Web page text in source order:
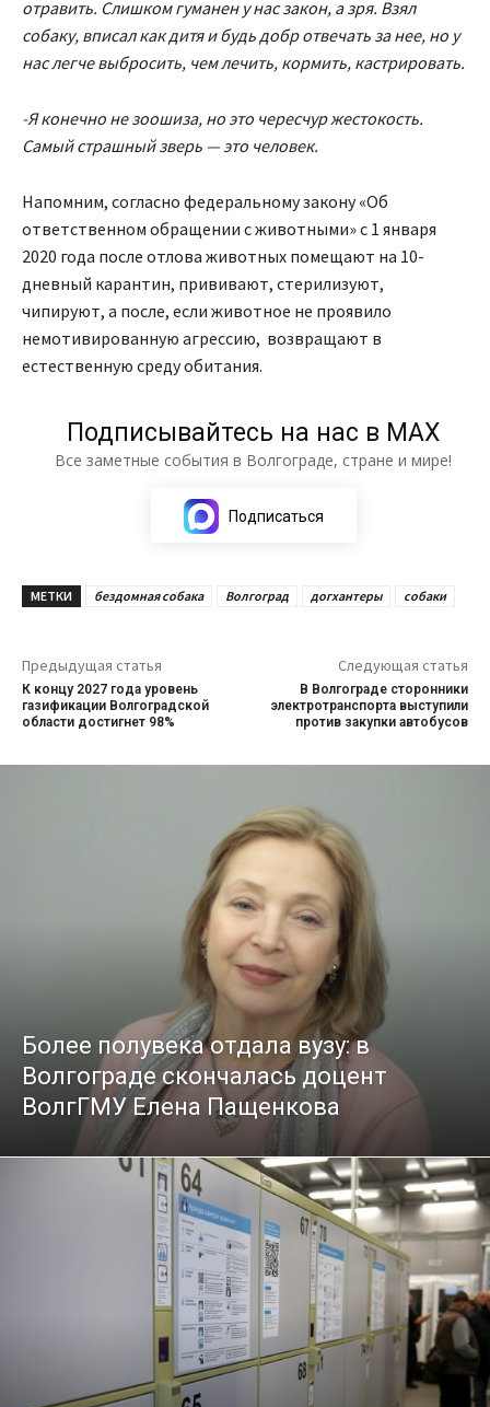
отравить. Слишком гуманен у нас закон, а зря. Взял
собаку, вписал как дитя и будь добр отвечать за нее, но у
нас легче выбросить, чем лечить, кормить, кастрировать.
-Я конечно не зоошиза, но это чересчур жестокость.
Самый страшный зверь — это человек.
Напомним, согласно федеральному закону «Об
ответственном обращении с животными» с 1 января
2020 года после отлова животных помещают на 10-
дневный карантин, прививают, стерилизуют,
чипируют, а после, если животное не проявило
немотивированную агрессию, возвращают в
естественную среду обитания.
Подписывайтесь на нас в МАХ
Все заметные события в Волгограде, стране и мире!
Подписаться
МЕТКИ бездомная собака Волгоград догхантеры собаки
Предыдущая статья
К концу 2027 года уровень
газификации Волгоградской
области достигнет 98%
Следующая статья
В Волгограде сторонники
электротранспорта выступили
против закупки автобусов
Более полувека отдала вузу: в
Волгограде скончалась доцент
ВолгГМУ Елена Пащенкова